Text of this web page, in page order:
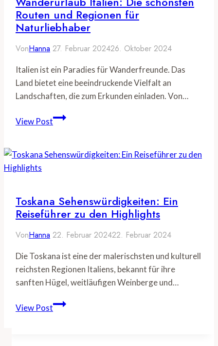
den
Highlights
der
Region
Routen und Regionen für
Naturliebhaber
VonHanna 27. Februar 202426. Oktober 2024
Italien ist ein Paradies für Wanderfreunde. Das
Land bietet eine beeindruckende Vielfalt an
Landschaften, die zum Erkunden einladen. Von…
View PostWanderurlaub
schönsten
Regionen
für
Naturliebhaber
Toskana Sehenswürdigkeiten: Ein
Reiseführer zu den Highlights
VonHanna 22. Februar 202422. Februar 2024
Die Toskana ist eine der malerischsten und kulturell
reichsten Regionen Italiens, bekannt für ihre
sanften Hügel, weitläufigen Weinberge und…
View PostToskana